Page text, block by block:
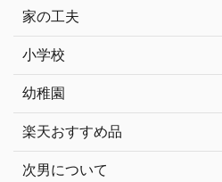
家の工夫
小学校
幼稚園
楽天おすすめ品
次男について